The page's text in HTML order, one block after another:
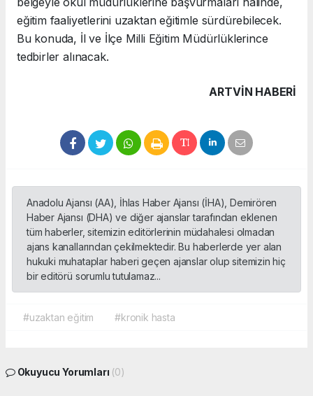
eğitim faaliyetlerini uzaktan eğitimle sürdürebilecek.
Bu konuda, İl ve İlçe Milli Eğitim Müdürlüklerince
tedbirler alınacak.
ARTVIN HABERİ
Anadolu Ajansı (AA), İhlas Haber Ajansı (İHA), Demirören
Haber Ajansı (DHA) ve diğer ajanslar tarafından eklenen
tüm haberler, sitemizin editörlerinin müdahalesi olmadan
ajans kanallarından çekilmektedir. Bu haberlerde yer alan
hukuki muhataplar haberi geçen ajanslar olup sitemizin hiç
bir editörü sorumlu tutulamaz...
#uzaktan eğitim #kronik hasta
Okuyucu Yorumları (0)